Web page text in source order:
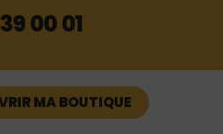
00 01
MA BOUTIQUE